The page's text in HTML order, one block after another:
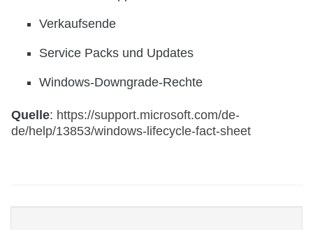
Verkaufsende
Service Packs und Updates
Windows-Downgrade-Rechte
Quelle: https://support.microsoft.com/de-
de/help/13853/windows-lifecycle-fact-sheet